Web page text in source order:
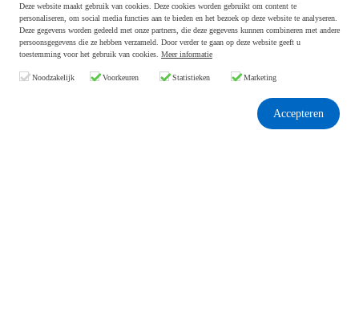
Deze website maakt gebruik van cookies. Deze cookies worden gebruikt om content te
personaliseren, om social media functies aan te bieden en het bezoek op deze website te analyseren.
Deze gegevens worden gedeeld met onze partners, die deze gegevens kunnen combineren met andere
persoonsgegevens die ze hebben verzameld. Door verder te gaan op deze website geeft u
toestemming voor het gebruik van cookies. Meer informatie
Noodzakelijk Voorkeuren Statistieken Marketing
Accepteren